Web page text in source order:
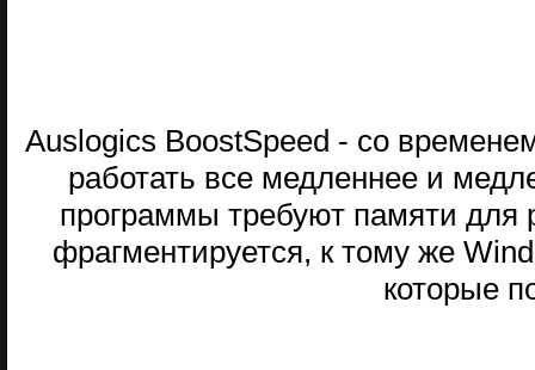
Auslogics BoostSpeed - со
работать все медленнее и
программы требуют памяти для
фрагментируется, к тому же
которые